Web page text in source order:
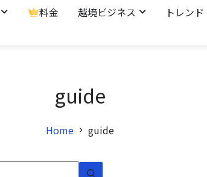
料金 越境ビジネス トレンド
guide
Home guide